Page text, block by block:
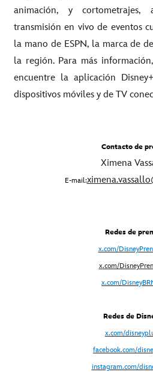
animación, y
transmisión en vivo de eventos
la mano de ESPN, la marca de
la región. Para más
encuentre la aplicación
dispositivos móviles y de TV
Contacto de
Ximena
E-mail:
Redes de
x.com/
x.com/
x.com/
Redes de
x.com/
facebook.com/
instagram.com/